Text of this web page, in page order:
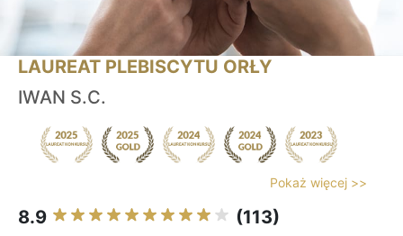
LAUREAT PLEBISCYTU ORŁY
IWAN S.C.
Pokaż więcej >>
8.9 (113)